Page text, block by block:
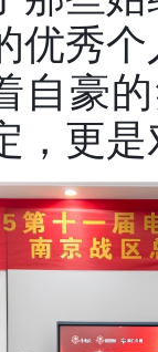
优秀
自豪
，更